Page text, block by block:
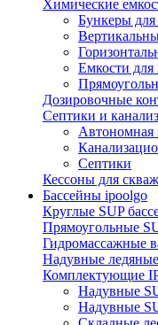
Химические
Бункеры
Емкости для
Дозировочные
Септики и
Автономная
Септики
Кессоны для
Бассейны ipoolgo
Круглые SUP
Прямоугольные
Гидромассажные
Надувные
Комплектующие
Надувные
Надувные